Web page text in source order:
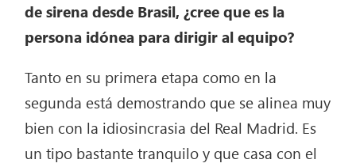
de sirena desde Brasil, ¿cree que es la
persona idónea para dirigir al equipo?
Tanto en su primera etapa como en la
segunda está demostrando que se alinea muy
bien con la idiosincrasia del Real Madrid. Es
un tipo bastante tranquilo y que casa con el